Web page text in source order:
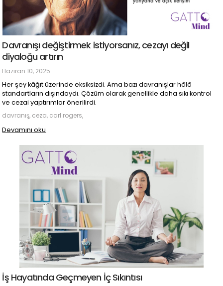
Davranışı değiştirmek istiyorsanız, cezayı değil
diyaloğu artırın
Haziran 10, 2025
Her şey kâğıt üzerinde eksiksizdi. Ama bazı davranışlar hâlâ
standartların dışındaydı. Çözüm olarak genellikle daha sıkı kontrol
ve cezai yaptırımlar önerilirdi.
davranış, ceza, carl rogers,
Devamını oku
İş Hayatında Geçmeyen İç Sıkıntısı